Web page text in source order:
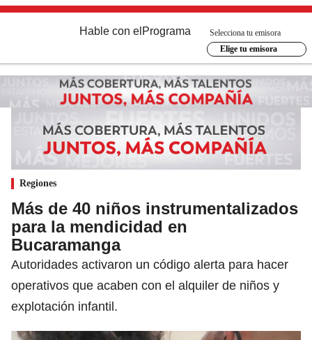
Hable con el Programa
Selecciona tu emisora
Elige tu emisora
Regiones
Más de 40 niños instrumentalizados
para la mendicidad en
Bucaramanga
Autoridades activaron un código alerta para hacer
operativos que acaben con el alquiler de niños y
explotación infantil.